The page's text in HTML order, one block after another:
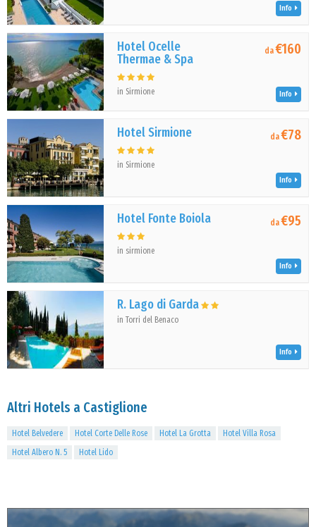
Info
Hotel Ocelle
Thermae & Spa
in Sirmione
da€160
Info
Hotel Sirmione
in Sirmione
da€78
Info
Hotel Fonte Boiola
in sirmione
da€95
Info
R. Lago di Garda
in Torri del Benaco
Info
Altri Hotels a Castiglione
Hotel Belvedere Hotel Corte Delle Rose Hotel La Grotta
Hotel Villa Rosa
Hotel Albero N. 5
Hotel Lido